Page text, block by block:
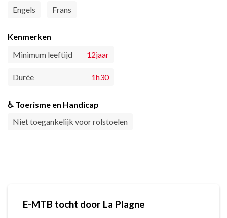
Engels
Frans
Kenmerken
Minimum leeftijd
12jaar
Durée 1h30
♿ Toerisme en Handicap
Niet toegankelijk voor rolstoelen
E-MTB tocht door La Plagne